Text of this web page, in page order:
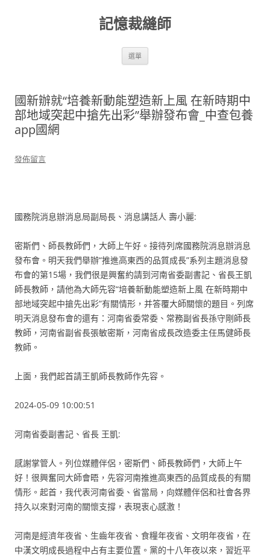
記憶裁縫師
選單
國新辦就“培養新動能塑造新上風 在新時期中
部地域突起中搶先出彩”舉辦發布會_中查包養
app國網
發佈留言
國務院消息辦消息局副局長、消息講話人 壽小麗:
密斯們、師長教師們，大師上午好。接待列席國務院消息辦消息
發布會。明天我們舉辦“推進高東西的品質成長”系列主題消息發
布會的第15場，我們很是興奮約請到河南省委副書記、省長王凱
師長教師，請他為大師先容“培養新動能塑造新上風 在新時期中
部地域突起中搶先出彩”有關情形，并答覆大師關懷的題目。列席
明天消息發布會的還有：河南省委常委、常務副省長孫守剛師長
教師，河南省副省長張敏密斯，河南省成長改造委主任馬健師長
教師。
上面，我們起首請王凱師長教師作先容。
2024-05-09 10:00:51
河南省委副書記、省長 王凱:
感謝掌管人。列位媒體伴侶，密斯們、師長教師們，大師上午
好！很興奮同大師會晤，先容河南推進高東西的品質成長的有關
情形。起首，我代表河南省委、省當局，向媒體伴侶和社會各界
持久以來對河南的關懷支撐，表現衷心感激！
河南是經濟年夜省、生齒年夜省、食糧年夜省、文明年夜省，在
中漢文明成長過程中占有主要位置。黨的十八年夜以來，習近平